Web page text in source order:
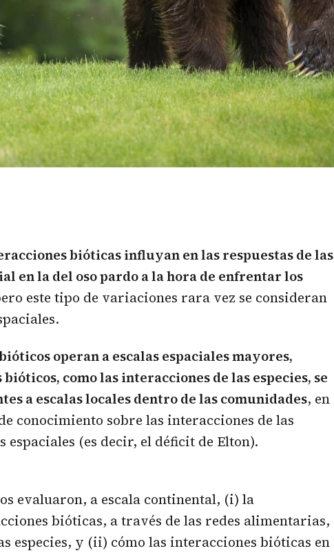
bióticas influyan en las respuestas de las
en la del oso pardo a la hora de enfrentar los
este tipo de variaciones rara vez se consideran
operan a escalas espaciales mayores,
como las interacciones de las especies, se
a escalas locales dentro de las comunidades, en
conocimiento sobre las interacciones de las
espaciales (es decir, el déficit de Elton).
evaluaron, a escala continental, (i) la
bióticas, a través de las redes alimentarias,
especies, y (ii) cómo las interacciones bióticas en